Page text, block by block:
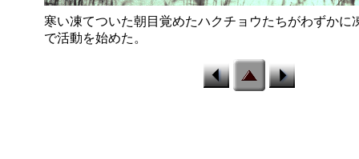
寒い凍てついた朝目覚めたハクチョウたちがわずかに
で活動を始めた。